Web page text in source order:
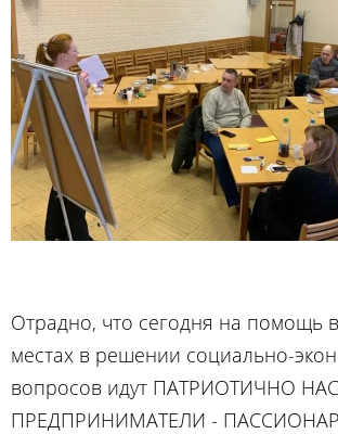
Отрадно, что сегодня на помощь
местах в решении социально-
вопросов идут ПАТРИОТИЧНО
ПРЕДПРИНИМАТЕЛИ -